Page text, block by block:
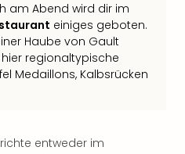
am Abend wird dir im
einiges geboten.
Haube von Gault
regionaltypische
Medaillons, Kalbsrücken
entweder im